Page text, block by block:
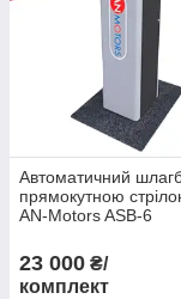
Автоматичний
прямокутною
AN-Motors ASB-6
23 000 ₴/
комплект